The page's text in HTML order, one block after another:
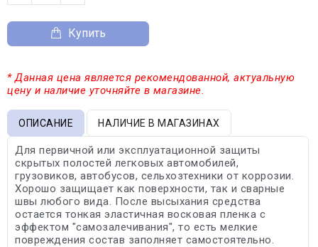
Купить
* Данная цена является рекомендованной, актуальную
цену и наличие уточняйте в магазине.
ОПИСАНИЕ НАЛИЧИЕ В МАГАЗИНАХ
Для первичной или эксплуатационной защиты
скрытых полостей легковых автомобилей,
грузовиков, автобусов, сельхозтехники от коррозии.
Хорошо защищает как поверхности, так и сварные
швы любого вида. После высыхания средства
остается тонкая эластичная восковая пленка с
эффектом "самозалечивания", то есть мелкие
повреждения состав заполняет самостоятельно.